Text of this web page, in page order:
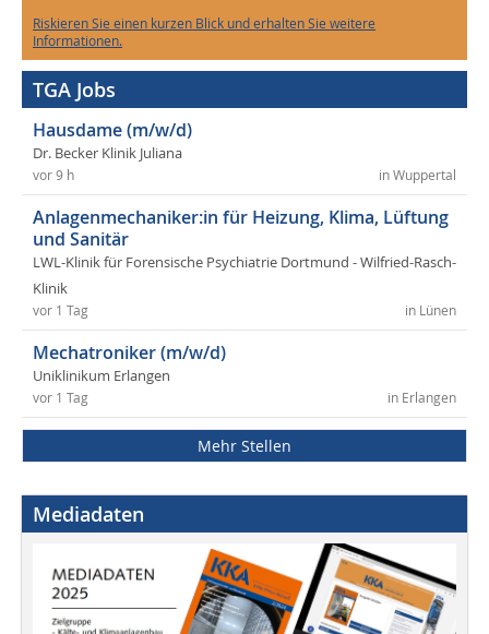
Riskieren Sie einen kurzen Blick und erhalten Sie weitere
Informationen.
TGA Jobs
Hausdame (m/w/d)
Dr. Becker Klinik Juliana
in Wuppertal
vor 9 h
Anlagenmechaniker:in für Heizung, Klima, Lüftung
und Sanitär
LWL-Klinik für Forensische Psychiatrie Dortmund - Wilfried-Rasch-
Klinik
in Lünen
vor 1 Tag
Mechatroniker (m/w/d)
Uniklinikum Erlangen
in Erlangen
vor 1 Tag
Mehr Stellen
Mediadaten